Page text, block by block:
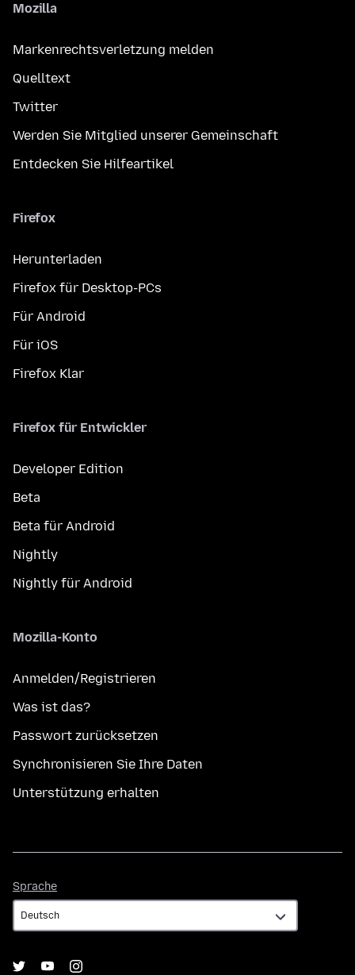
Mozilla
Markenrechtsverletzung melden
Quelltext
Twitter
Werden Sie Mitglied unserer Gemeinschaft
Entdecken Sie Hilfeartikel
Firefox
Herunterladen
Firefox für Desktop-PCs
Für Android
Für iOS
Firefox Klar
Firefox für Entwickler
Developer Edition
Beta
Beta für Android
Nightly
Nightly für Android
Mozilla-Konto
Anmelden/Registrieren
Was ist das?
Passwort zurücksetzen
Synchronisieren Sie Ihre Daten
Unterstützung erhalten
Sprache